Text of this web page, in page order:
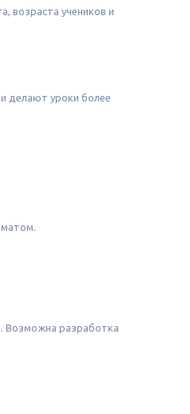
возраста учеников и
делают уроки более
Возможна разработка